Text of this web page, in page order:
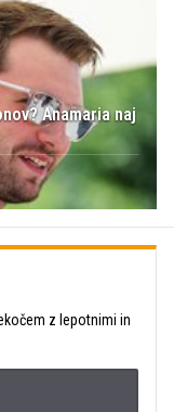
Anamaria naj
z lepotnimi in